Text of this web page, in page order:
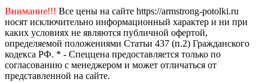
Внимание!!! Все цены на сайте https://armstrong-potolki.ru
носят исключительно информационный характер и ни при
каких условиях не являются публичной офертой,
определяемой положениями Статьи 437 (п.2) Гражданского
кодекса РФ. * - Спеццена предоставляется только по
согласованию с менеджером и может отличаться от
представленной на сайте.